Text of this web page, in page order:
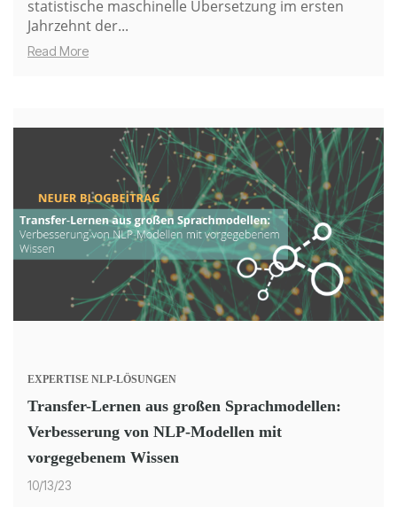
statistische maschinelle Übersetzung im ersten
Jahrzehnt der...
Read More
EXPERTISE NLP-LÖSUNGEN
Transfer-Lernen aus großen Sprachmodellen:
Verbesserung von NLP-Modellen mit
vorgegebenem Wissen
10/13/23